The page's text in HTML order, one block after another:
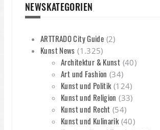
NEWSKATEGORIEN
ARTTRADO City Guide (2)
Kunst News (1.325)
Architektur & Kunst (40)
Art und Fashion (34)
Kunst und Politik(124)
Kunst und Religion (33)
Kunst und Recht (54)
Kunst und Kulinarik(40)